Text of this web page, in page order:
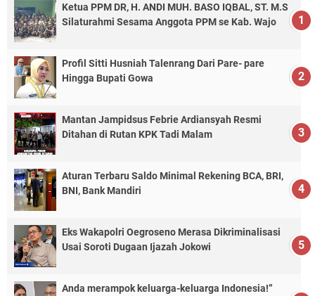
Ketua PPM DR, H. ANDI MUH. BASO IQBAL, ST. M.S
Silaturahmi Sesama Anggota PPM se Kab. Wajo
Profil Sitti Husniah Talenrang Dari Pare- pare
Hingga Bupati Gowa
Mantan Jampidsus Febrie Ardiansyah Resmi
Ditahan di Rutan KPK Tadi Malam
Aturan Terbaru Saldo Minimal Rekening BCA, BRI,
BNI, Bank Mandiri
Eks Wakapolri Oegroseno Merasa Dikriminalisasi
Usai Soroti Dugaan Ijazah Jokowi
Anda merampok keluarga-keluarga Indonesia!”